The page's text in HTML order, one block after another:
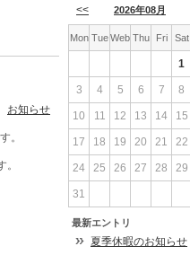
お知らせ
。
<< 2026年08月
Mon Tue Web Thu Fri Sat
1
3 4 5 6 7 8
10 11 12 13 14 15
17 18 19 20 21 22
24 25 26 27 28 29
31
最新エントリ
夏季休暇のお知らせ